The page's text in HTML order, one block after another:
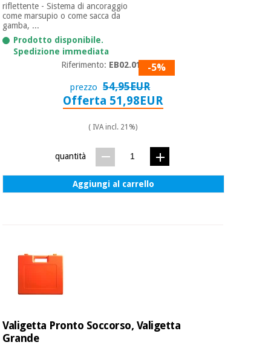
riflettente - Sistema di ancoraggio
come marsupio o come sacca da
gamba, ...
Prodotto disponibile.
Spedizione immediata
Riferimento: EB02.013 -5%
prezzo 54,95EUR
Offerta 51,98EUR
( IVA incl. 21%)
quantità
Aggiungi al carrello
Valigetta Pronto Soccorso, Valigetta
Grande